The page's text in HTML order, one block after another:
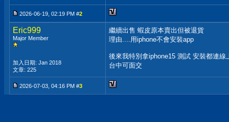
2026-06-19, 02:19 PM #2
Eric999
Major Member
加入日期: Jan 2018
文章: 225
繼續出售 蝦皮原本賣出但被退貨
理由....用iphone不會安裝app
後來我特別拿iphone15 測試 安裝都連線
台中可面交
2026-07-03, 04:16 PM #3